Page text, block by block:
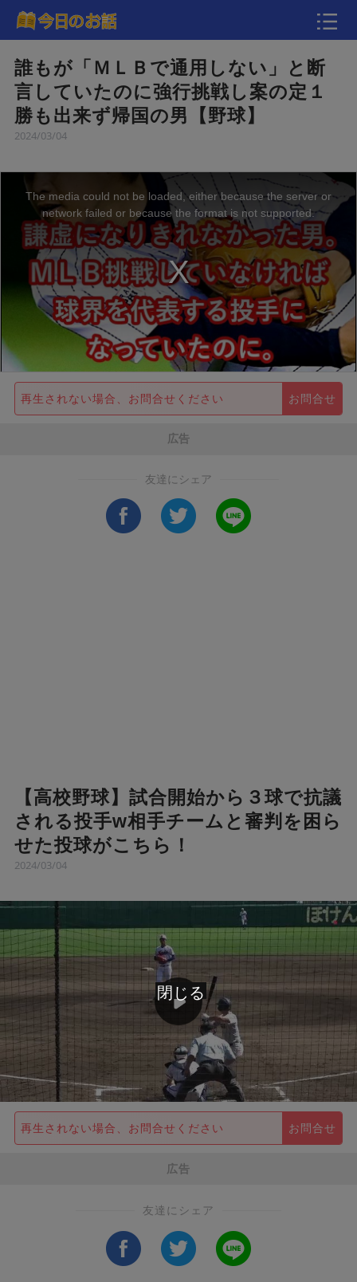
The media could not be loaded, either because the server or
network failed or because the format is not supported.
誰もが「ＭＬＢで通用しない」と断
言していたのに強行挑戦し案の定１
勝も出来ず帰国の男【野球】
2024/03/04
再生されない場合、お問合せください お問合せ
広告
友達にシェア
【高校野球】試合開始から３球で抗議
される投手w相手チームと審判を困ら
せた投球がこちら！
2024/03/04
再生されない場合、お問合せください お問合せ
広告
友達にシェア
動画
閉じる